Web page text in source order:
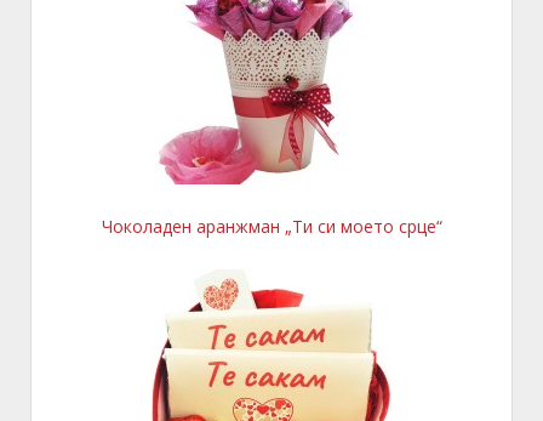
Чоколаден аранжман „Ти си моето срце“